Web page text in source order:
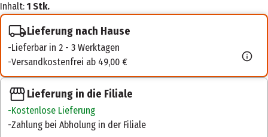
Inhalt: 1 Stk.
Lieferung nach Hause
Lieferbar in 2 - 3 Werktagen
Versandkostenfrei ab 49,00 €
Lieferung in die Filiale
Kostenlose Lieferung
Zahlung bei Abholung in der Filiale